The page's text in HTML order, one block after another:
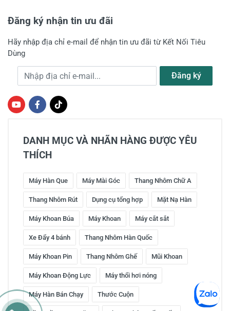
Đăng ký nhận tin ưu đãi
Hãy nhập địa chỉ e-mail để nhận tin ưu đãi từ Kết Nối Tiêu
Dùng
Địa chỉ e-mail Đăng ký
DANH MỤC VÀ NHÃN HÀNG ĐƯỢC YÊU
THÍCH
Máy Hàn Que Máy Mài Góc Thang Nhôm Chữ A
Thang Nhôm Rút Dụng cụ tổng hợp Mặt Nạ Hàn
Máy Khoan Búa Máy Khoan Máy cắt sắt
Xe Đẩy 4 bánh Thang Nhôm Hàn Quốc
Máy Khoan Pin Thang Nhôm Ghế Mũi Khoan
Máy Khoan Động Lực Máy thổi hơi nóng
Máy Hàn Bán Chạy Thước Cuộn